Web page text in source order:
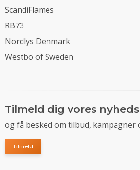
ScandiFlames
RB73
Nordlys Denmark
Westbo of Sweden
Tilmeld dig vores
og få besked om tilbud, kampagner
Tilmeld